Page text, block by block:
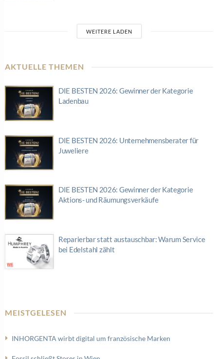
WEITERE LADEN
AKTUELLE THEMEN
DIE BESTEN 2026: Gewinner der Kategorie
Ladenbau
DIE BESTEN 2026: Unternehmensberater für
Juweliere
DIE BESTEN 2026: Gewinner der Kategorie
Aktions- und Räumungsverkäufe
Reparierbar statt austauschbar: Warum Service
bei Edelstahl zählt
MEISTGELESEN
INHORGENTA wirbt digital um französische Marken